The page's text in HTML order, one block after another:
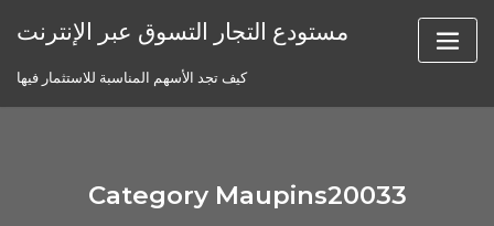
مستودع التجار التسوق عبر الإنترنت
كيف تجد الأسهم المناسبة للاستثمار فيها
Category Maupins20033